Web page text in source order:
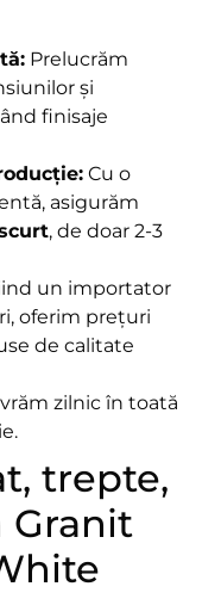
Prelucrăm
și
finisaje
Cu o
asigurăm
, de doar 2-3
un importator
oferim prețuri
de calitate
zilnic în toată
trepte,
Granit